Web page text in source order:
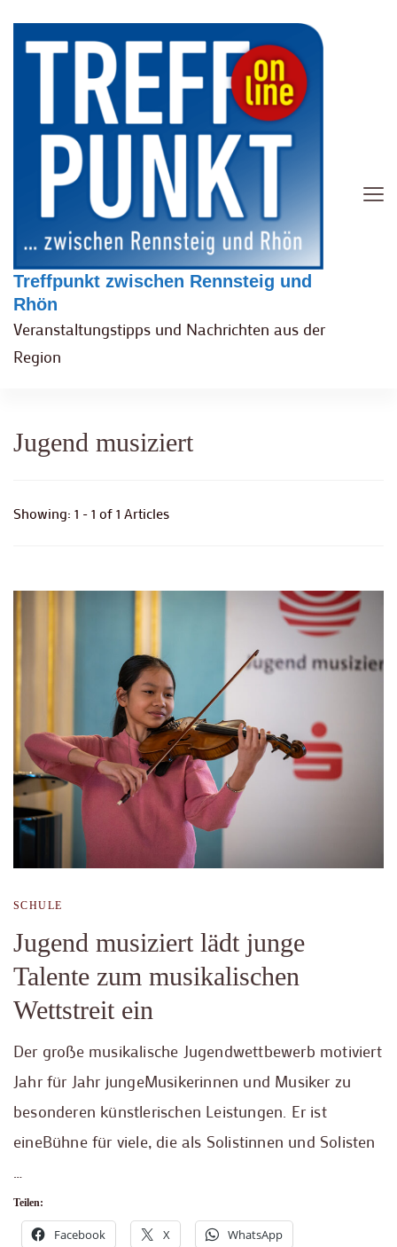
Treffpunkt zwischen Rennsteig und
Rhön
Veranstaltungstipps und Nachrichten aus der
Region
Jugend musiziert
Showing: 1 - 1 of 1 Articles
SCHULE
Jugend musiziert lädt junge
Talente zum musikalischen
Wettstreit ein
Der große musikalische Jugendwettbewerb motiviert
Jahr für Jahr jungeMusikerinnen und Musiker zu
besonderen künstlerischen Leistungen. Er ist
eineBühne für viele, die als Solistinnen und Solisten
…
Teilen:
Facebook X WhatsApp